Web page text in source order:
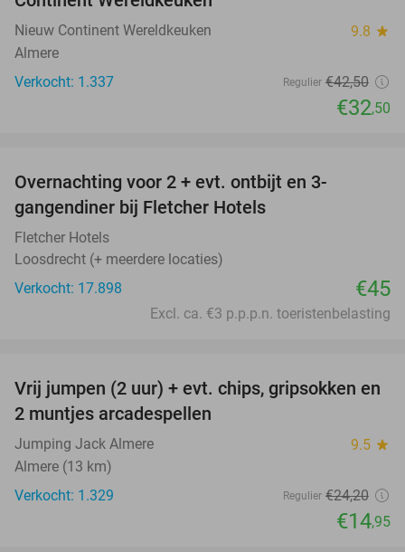
Nieuw Continent Wereldkeuken 9.8 star
Almere
Verkocht: 1.337
Regulier €42,50
€32,50
Overnachting voor 2 + evt. ontbijt en 3-
gangendiner bij Fletcher Hotels
Fletcher Hotels
Loosdrecht (+ meerdere locaties)
Verkocht: 17.898
€45
Excl. ca. €3 p.p.p.n. toeristenbelasting
38%
Vrij jumpen (2 uur) + evt. chips, gripsokken en
2 muntjes arcadespellen
Jumping Jack Almere 9.5 star
Almere (13 km)
Verkocht: 1.329
Regulier €24,20
€14,95